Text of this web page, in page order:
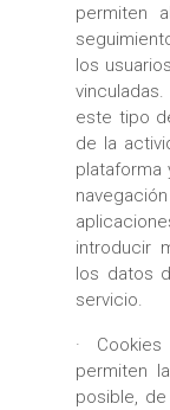
permiten
los
este tipo
de la
plataforma
introducir
los datos
servicio.
·
permiten
posible,